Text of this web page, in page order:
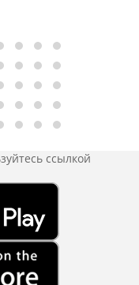
ссылкой